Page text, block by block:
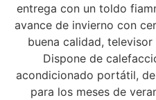
entrega con un toldo
avance de invierno con
buena calidad,
Dispone de
acondicionado portátil,
para los meses de